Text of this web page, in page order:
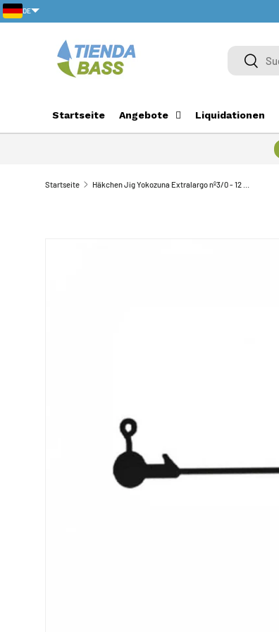
DIREKT ZUM INHALT
Suche
Suche
Startseite Angebote Liquidationen
Startseite
DE